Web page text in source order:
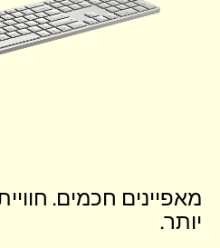
מאפיינים חכמים.
יותר.